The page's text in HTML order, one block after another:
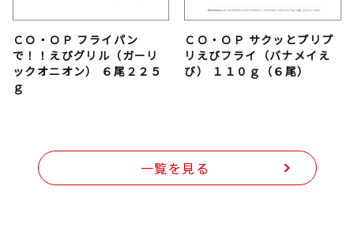
ＣＯ・ＯＰ フライパン
で！！えびグリル（ガーリ
ックオニオン） ６尾２２５
ｇ
ＣＯ・ＯＰ サクッとプリプ
リえびフライ（バナメイえ
び） １１０ｇ（６尾）
一覧を見る